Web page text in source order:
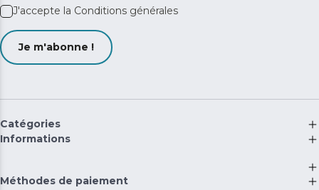
J'accepte la Conditions générales
Je m'abonne !
Catégories
Informations
Méthodes de paiement